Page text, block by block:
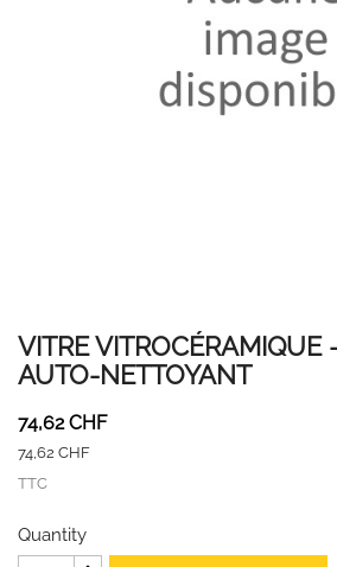
VITRE VITROCÉRAMIQUE
AUTO-NETTOYANT
74,62 CHF
74,62 CHF
TTC
Quantity